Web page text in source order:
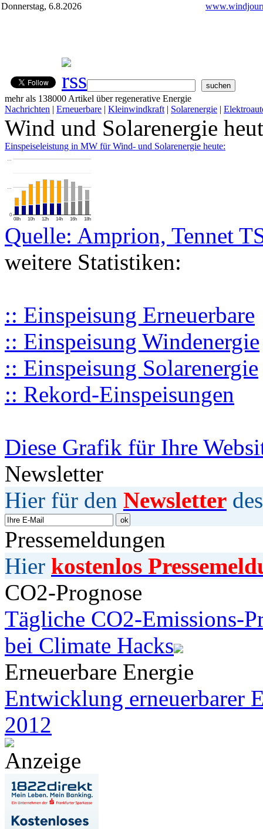
Donnerstag, 6.8.2026
mehr als 138000 Artikel über regenerative Energie
Nachrichten | Erneuerbare | Kleinwindkraft | Solarenergie |
Wind und Solarenergie
Einspeiseleistung in MW für Wind- und Solarenergie heute:
08h 10h 12h 14h 16h 18h
0
…
…
Quelle: Amprion, Tennet
weitere Statistiken:
:: Einspeisung Erneuerbare
:: Einspeisung Windenergie
:: Einspeisung Solarenergie
:: Rekord-Einspeisungen
Diese Grafik für Ihre
Newsletter
Hier für den Newsletter
Pressemeldungen
Hier kostenlos
CO2-Prognose
Tägliche CO2-Emissions-
bei Climate Hacks
Erneuerbare Energie
Entwicklung erneuerbarer
2012
Anzeige